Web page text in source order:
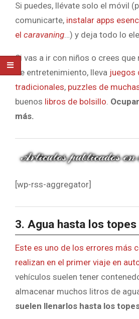
Si puedes, llévate solo el móvil
comunicarte, instalar apps
el caravaning…) y deja todo lo
Si vas a ir con niños o crees
de entretenimiento, lleva juegos
tradicionales, puzzles de
buenos libros de bolsillo.
más.
[wp-rss-aggregator]
3. Agua hasta los topes
Este es uno de los errores más
realizan en el primer viaje en
vehículos suelen tener
almacenar muchos litros de
suelen llenarlos hasta los